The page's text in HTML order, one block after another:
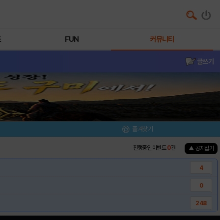
FUN 커뮤니티
글쓰기
즐겨찾기
진행중인 이벤트0건 ▲ 공지접기
4
0
248